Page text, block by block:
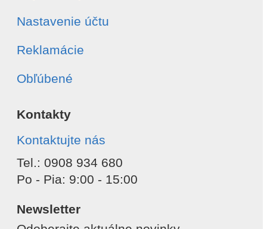
Nastavenie účtu
Reklamácie
Obľúbené
Kontakty
Kontaktujte nás
Tel.: 0908 934 680
Po - Pia: 9:00 - 15:00
Newsletter